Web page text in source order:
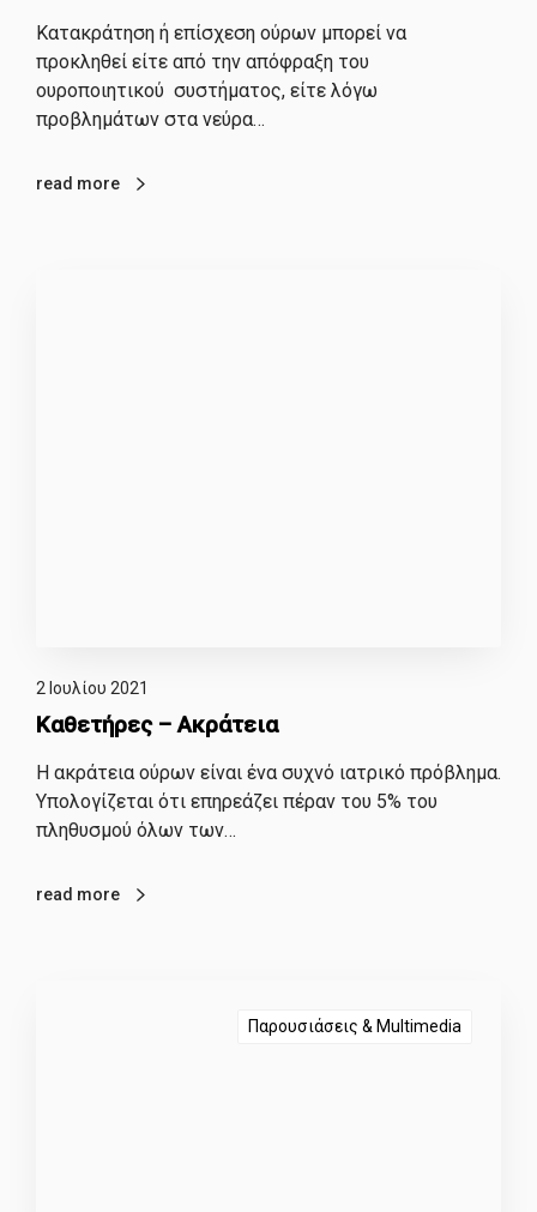
Κατακράτηση ή επίσχεση ούρων μπορεί να
προκληθεί είτε από την απόφραξη του
ουροποιητικού συστήματος, είτε λόγω
προβλημάτων στα νεύρα…
read more
2 Ιουλίου 2021
Καθετήρες – Ακράτεια
Η ακράτεια ούρων είναι ένα συχνό ιατρικό πρόβλημα.
Υπολογίζεται ότι επηρεάζει πέραν του 5% του
πληθυσμού όλων των…
read more
Παρουσιάσεις & Multimedia